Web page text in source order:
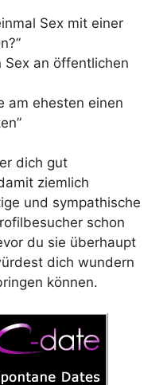
Sex mit einer
Sex an öffentlichen
am ehesten einen
dich gut
ziemlich
und sympathische
schon
du sie überhaupt
dich wundern
können.